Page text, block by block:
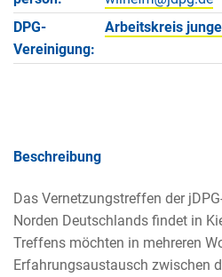
DPG-
Vereinigung:
Arbeitskreis junge
Beschreibung
Das Vernetzungstreffen der
Norden Deutschlands findet in
Treffens möchten in mehreren
Erfahrungsaustausch zwischen